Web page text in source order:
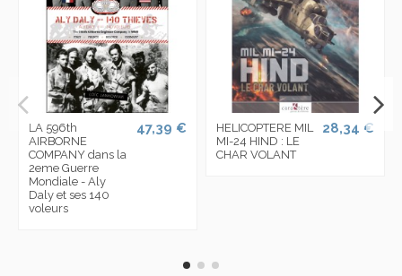
LA 596th
AIRBORNE
COMPANY dans la
2eme Guerre
Mondiale - Aly
Daly et ses 140
voleurs
47,39 €
HELICOPTERE MIL
MI-24 HIND : LE
CHAR VOLANT
28,34 €